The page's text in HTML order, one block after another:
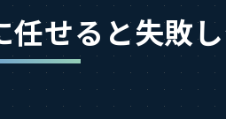
せると失敗